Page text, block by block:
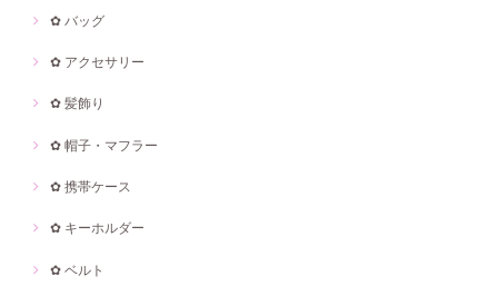
✿ バッグ
✿ アクセサリー
✿ 髪飾り
✿ 帽子・マフラー
✿ 携帯ケース
✿ キーホルダー
✿ ベルト